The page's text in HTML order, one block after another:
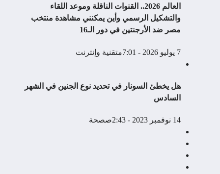
العالم 2026.. القنوات الناقلة وموعد اللقاء
والتشكيل الرسمي وأين يمكنني مشاهدة منتخب
مصر ضد الأرجنتين في دور الـ16
7 يوليو 2026 - 7:01م تقنية وإنترنت
هل يخطئ السونار في تحديد نوع الجنين في الشهر
السادس
14 نوفمبر 2023 - 2:43ص صحة